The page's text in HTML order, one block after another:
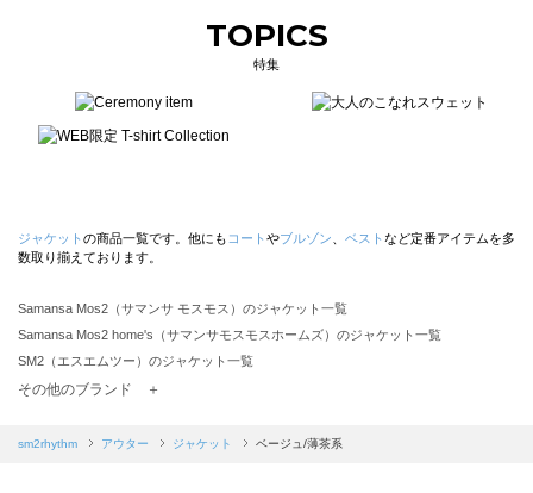
TOPICS
特集
ジャケット の商品一覧です。他にも コート やブルゾン ベスト など定番アイテムを多
数取り揃えております。
Samansa Mos2（サマンサ モスモス）のジャケット一覧
Samansa Mos2 home's（サマンサモスモスホームズ）のジャケット一覧
SM2（エスエムツー）のジャケット一覧
TSUHARU by Samansa Mos2（ツハルバイサマンサモスモス）のジャケット一覧
Samansa Mos2 blue（サマンサモスモス ブルー）のジャケット一覧
その他のブランド ＋
sm2rhythm アウター ジャケット ベージュ/薄茶系